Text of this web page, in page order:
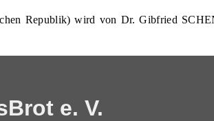
Republik) wird von Dr. Gibfried
e. V.